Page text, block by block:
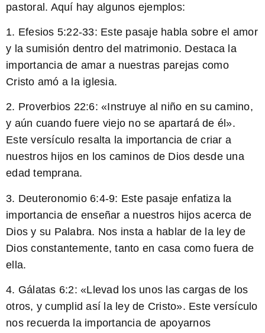
pastoral. Aquí hay algunos ejemplos:
1. Efesios 5:22-33: Este pasaje habla sobre el amor
y la sumisión dentro del matrimonio. Destaca la
importancia de amar a nuestras parejas como
Cristo amó a la iglesia.
2. Proverbios 22:6: «Instruye al niño en su camino,
y aún cuando fuere viejo no se apartará de él».
Este versículo resalta la importancia de criar a
nuestros hijos en los caminos de Dios desde una
edad temprana.
3. Deuteronomio 6:4-9: Este pasaje enfatiza la
importancia de enseñar a nuestros hijos acerca de
Dios y su Palabra. Nos insta a hablar de la ley de
Dios constantemente, tanto en casa como fuera de
ella.
4. Gálatas 6:2: «Llevad los unos las cargas de los
otros, y cumplid así la ley de Cristo». Este versículo
nos recuerda la importancia de apoyarnos